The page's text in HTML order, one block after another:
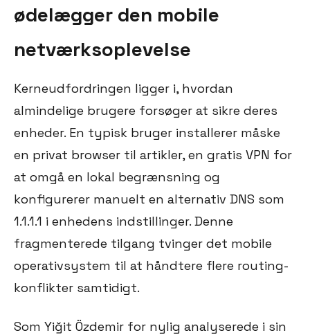
ødelægger den mobile
netværksoplevelse
Kerneudfordringen ligger i, hvordan
almindelige brugere forsøger at sikre deres
enheder. En typisk bruger installerer måske
en privat browser til artikler, en gratis VPN for
at omgå en lokal begrænsning og
konfigurerer manuelt en alternativ DNS som
1.1.1.1 i enhedens indstillinger. Denne
fragmenterede tilgang tvinger det mobile
operativsystem til at håndtere flere routing-
konflikter samtidigt.
Som Yiğit Özdemir for nylig analyserede i sin